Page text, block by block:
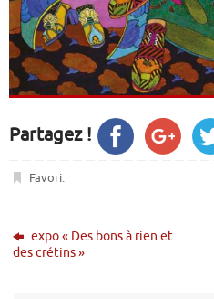
Partagez !
Favori.
expo « Des bons à rien et
des crétins »